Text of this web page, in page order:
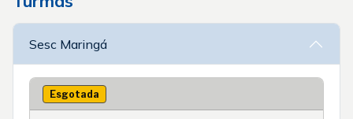
Sesc Maringá
Esgotada